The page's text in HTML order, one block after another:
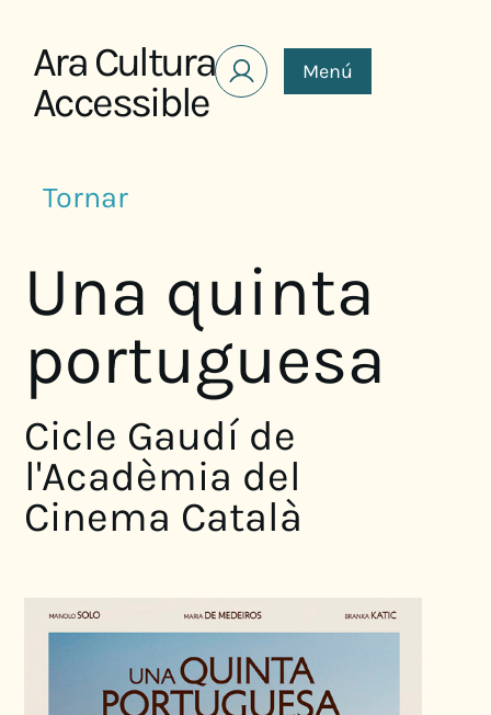
Ara Cultura
Accessible
Menú
Tornar
Una quinta
portuguesa
Cicle Gaudí de
l'Acadèmia del
Cinema Català